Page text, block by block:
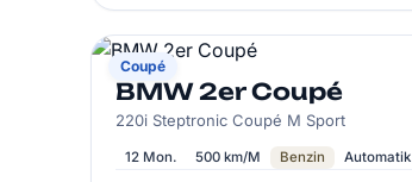
Coupé
BMW
BMW 2er Coupé
220i Steptronic Coupé M Sport
12 Mon. 500 km/M Benzin Automatik